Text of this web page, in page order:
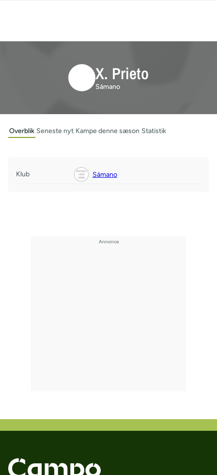
X. Prieto
Sámano
Overblik Seneste nyt Kampe denne sæson Statistik
Klub Sámano